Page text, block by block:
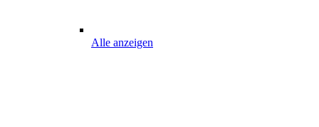
Alle anzeigen